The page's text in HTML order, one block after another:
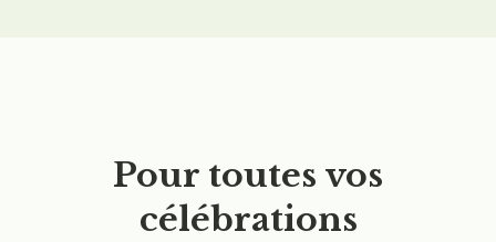
Pour toutes vos
célébrations